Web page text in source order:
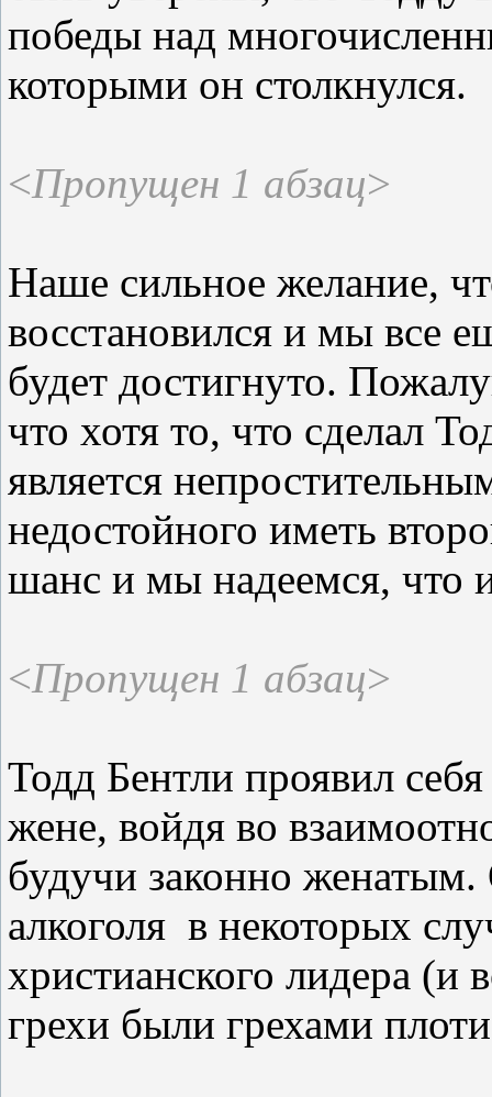
победы над
которыми он столкнулся.
<Пропущен 1 абзац>
Наше сильное желание,
восстановился и мы все
будет достигнуто.
что хотя то, что сделал
является
недостойного иметь
шанс и мы надеемся, что
<Пропущен 1 абзац>
Тодд Бентли проявил
жене, войдя во
будучи законно
алкоголя в некоторых
христианского лидера
грехи были грехами